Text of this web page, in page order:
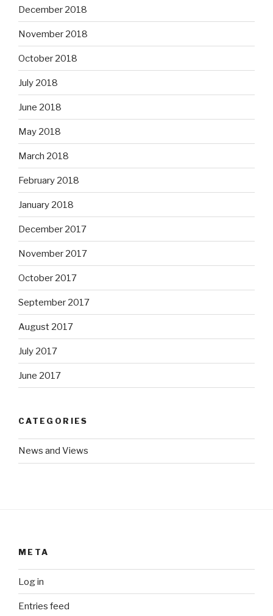
December 2018
November 2018
October 2018
July 2018
June 2018
May 2018
March 2018
February 2018
January 2018
December 2017
November 2017
October 2017
September 2017
August 2017
July 2017
June 2017
CATEGORIES
News and Views
META
Log in
Entries feed